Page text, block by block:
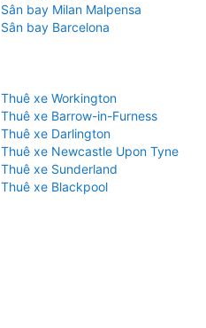
Sân bay Milan Malpensa
Sân bay Barcelona
Thuê xe Workington
Thuê xe Barrow-in-Furness
Thuê xe Darlington
Thuê xe Newcastle Upon Tyne
Thuê xe Sunderland
Thuê xe Blackpool